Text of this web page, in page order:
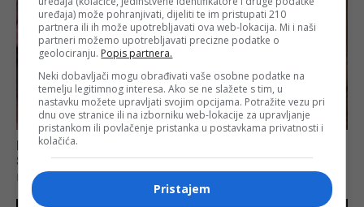
uređaja) može pohranjivati, dijeliti te im pristupati 210
partnera ili ih može upotrebljavati ova web-lokacija. Mi i naši
partneri možemo upotrebljavati precizne podatke o
geolociranju. Popis partnera.
Neki dobavljači mogu obrađivati vaše osobne podatke na
temelju legitimnog interesa. Ako se ne slažete s tim, u
nastavku možete upravljati svojim opcijama. Potražite vezu pri
dnu ove stranice ili na izborniku web-lokacije za upravljanje
pristankom ili povlačenje pristanka u postavkama privatnosti i
kolačića.
Pristajem